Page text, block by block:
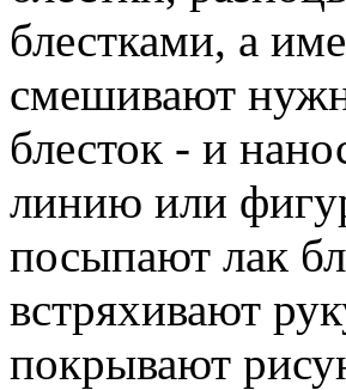
блестками, а
смешивают
блесток - и
линию или
посыпают лак
встряхивают
покрывают